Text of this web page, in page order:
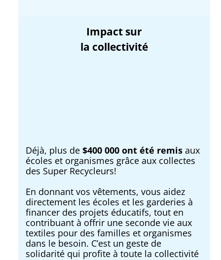
Impact sur
la collectivité
Déjà, plus de$400 000 ont été remis aux
écoles et organismes grâce aux collectes
des Super Recycleurs!
En donnant vos vêtements, vous aidez
directement les écoles et les garderies à
financer des projets éducatifs, tout en
contribuant à offrir une seconde vie aux
textiles pour des familles et organismes
dans le besoin. C’est un geste de
solidarité qui profite à toute la collectivité